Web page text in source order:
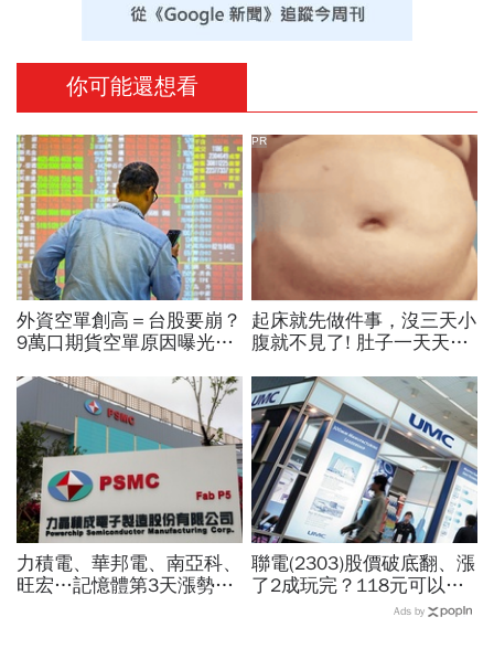
你可能還想看
外資空單創高＝台股要崩？
9萬口期貨空單原因曝光！
「快換9檔AI飆股」賺Q3大
起床就先做件事，沒三天小
腹就不見了! 肚子一天天變
PR
力積電、華邦電、南亞科、
旺宏…記憶體第3天漲勢繼
聯電(2303)股價破底翻、漲
了2成玩完？118元可以
買？展望大好為何外資2天
Ads by